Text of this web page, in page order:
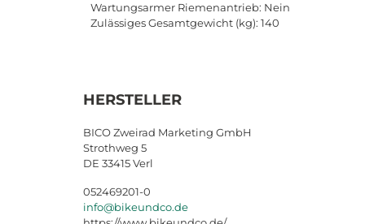
Wartungsarmer Riemenantrieb: Nein
Zulässiges Gesamtgewicht (kg): 140
HERSTELLER
BICO Zweirad Marketing GmbH
Strothweg 5
DE 33415 Verl
052469201-0
info@bikeundco.de